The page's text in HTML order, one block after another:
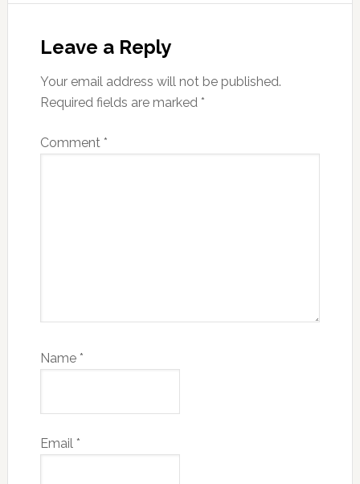
Leave a Reply
Your email address will not be published.
Required fields are marked *
Comment *
Name *
Email *